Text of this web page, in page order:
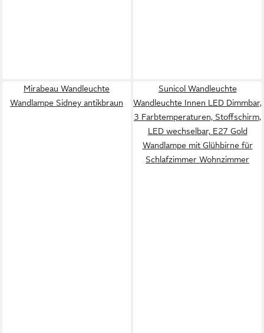
Mirabeau Wandleuchte
Wandlampe Sidney antikbraun
Sunicol Wandleuchte
Wandleuchte Innen LED Dimmbar,
3 Farbtemperaturen, Stoffschirm,
LED wechselbar, E27 Gold
Wandlampe mit Glühbirne für
Schlafzimmer Wohnzimmer